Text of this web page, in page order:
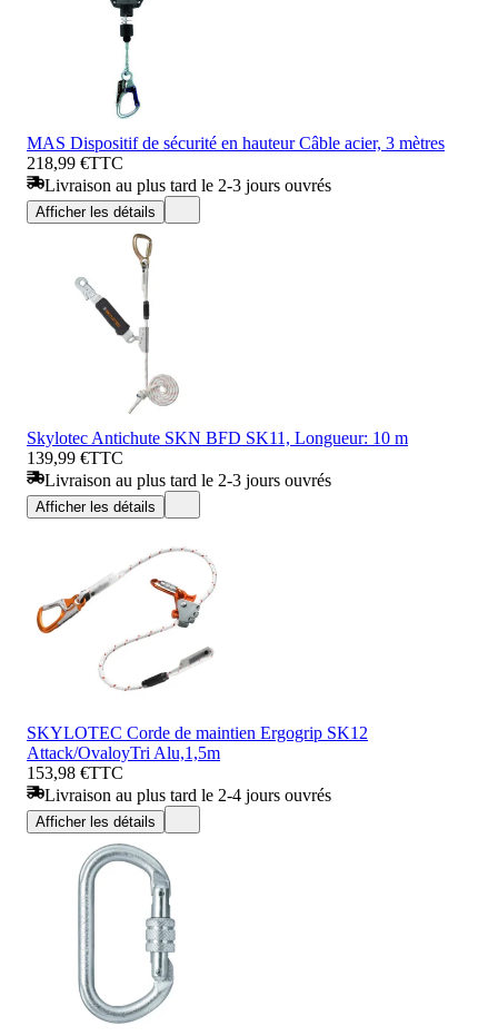
MAS Dispositif de sécurité en hauteur Câble acier, 3 mètres
218,99 €TTC
Livraison au plus tard le 2-3 jours ouvrés
Afficher les détails
Skylotec Antichute SKN BFD SK11, Longueur: 10 m
139,99 €TTC
Livraison au plus tard le 2-3 jours ouvrés
Afficher les détails
SKYLOTEC Corde de maintien Ergogrip SK12
Attack/OvaloyTri Alu,1,5m
153,98 €TTC
Livraison au plus tard le 2-4 jours ouvrés
Afficher les détails